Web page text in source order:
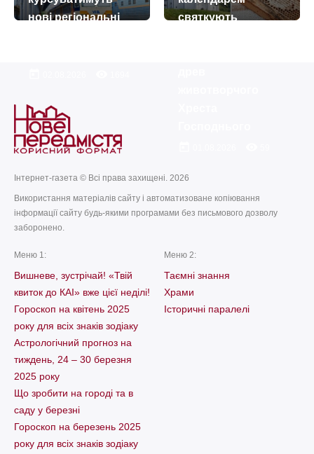
нові регіональні
святкують
Інтернет-газета © Всі права захищені. 2026
Використання матеріалів сайту і автоматизоване копіювання
інформації сайту будь-якими програмами без письмового дозволу
заборонено.
Меню 1:
Вишневе, зустрічай! «Твій
квиток до КАІ» вже цієї неділі!
Гороскоп на квітень 2025
року для всіх знаків зодіаку
Астрологічний прогноз на
тиждень, 24 – 30 березня
2025 року
Що зробити на городі та в
саду у березні
Гороскоп на березень 2025
року для всіх знаків зодіаку
Меню 2:
Таємні знання
Храми
Історичні паралелі